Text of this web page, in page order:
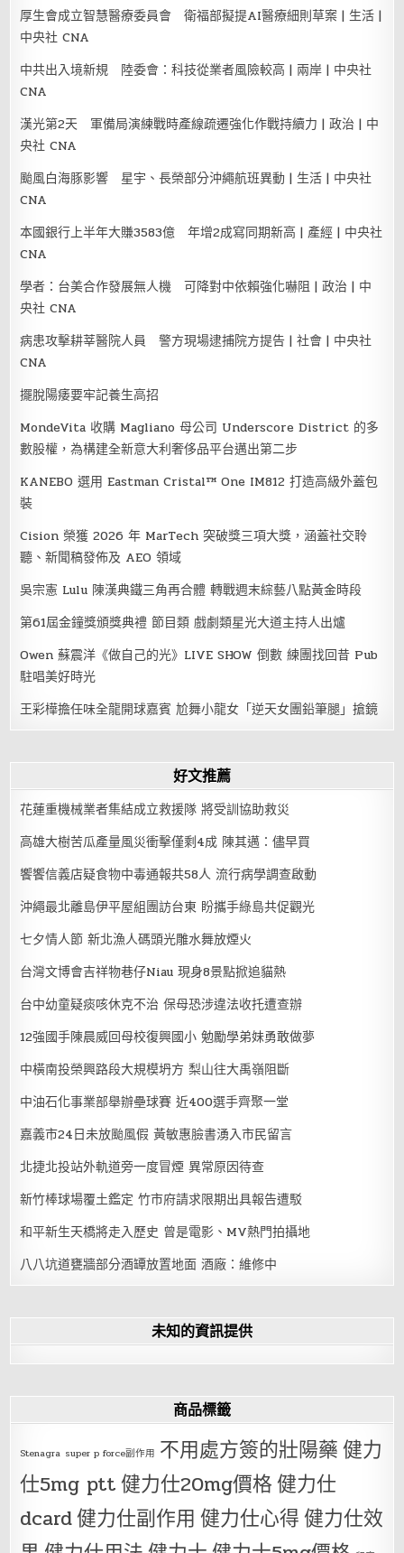
厚生會成立智慧醫療委員會 衛福部擬提AI醫療細則草案 | 生活 |
中央社 CNA
中共出入境新規 陸委會：科技從業者風險較高 | 兩岸 | 中央社
CNA
漢光第2天 軍備局演練戰時產線疏遷強化作戰持續力 | 政治 | 中
央社 CNA
颱風白海豚影響 星宇、長榮部分沖繩航班異動 | 生活 | 中央社
CNA
本國銀行上半年大賺3583億 年增2成寫同期新高 | 產經 | 中央社
CNA
學者：台美合作發展無人機 可降對中依賴強化嚇阻 | 政治 | 中
央社 CNA
病患攻擊耕莘醫院人員 警方現場逮捕院方提告 | 社會 | 中央社
CNA
擺脫陽痿要牢記養生高招
MondeVita 收購 Magliano 母公司 Underscore District 的多
數股權，為構建全新意大利奢侈品平台邁出第二步
KANEBO 選用 Eastman Cristal™ One IM812 打造高級外蓋包
裝
Cision 榮獲 2026 年 MarTech 突破獎三項大獎，涵蓋社交聆
聽、新聞稿發佈及 AEO 領域
吳宗憲 Lulu 陳漢典鐵三角再合體 轉戰週末綜藝八點黃金時段
第61屆金鐘獎頒獎典禮 節目類 戲劇類星光大道主持人出爐
Owen 蘇震洋《做自己的光》LIVE SHOW 倒數 練團找回昔 Pub
駐唱美好時光
王彩樺擔任味全龍開球嘉賓 尬舞小龍女「逆天女團鉛筆腿」搶鏡
好文推薦
花蓮重機械業者集結成立救援隊 將受訓協助救災
高雄大樹苦瓜產量風災衝擊僅剩4成 陳其邁：儘早買
饗饗信義店疑食物中毒通報共58人 流行病學調查啟動
沖繩最北離島伊平屋組團訪台東 盼攜手綠島共促觀光
七夕情人節 新北漁人碼頭光雕水舞放煙火
台灣文博會吉祥物巷仔Niau 現身8景點掀追貓熱
台中幼童疑痰咳休克不治 保母恐涉違法收托遭查辦
12強國手陳晨威回母校復興國小 勉勵學弟妹勇敢做夢
中橫南投榮興路段大規模坍方 梨山往大禹嶺阻斷
中油石化事業部舉辦壘球賽 近400選手齊聚一堂
嘉義市24日未放颱風假 黃敏惠臉書湧入市民留言
北捷北投站外軌道旁一度冒煙 異常原因待查
新竹棒球場覆土鑑定 竹市府請求限期出具報告遭駁
和平新生天橋將走入歷史 曾是電影、MV熱門拍攝地
八八坑道甕牆部分酒罈放置地面 酒廠：維修中
未知的資訊提供
商品標籤
Stenagra super p force副作用 不用處方簽的壯陽藥健力
仕5mg ptt健力仕20mg價格健力仕
dcard健力仕副作用 健力仕心得健力仕效